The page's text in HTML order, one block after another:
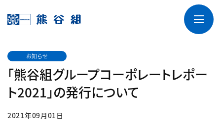
お知らせ
「熊谷組グループコーポレートレポー
ト2021」の発行について
2021年09月01日